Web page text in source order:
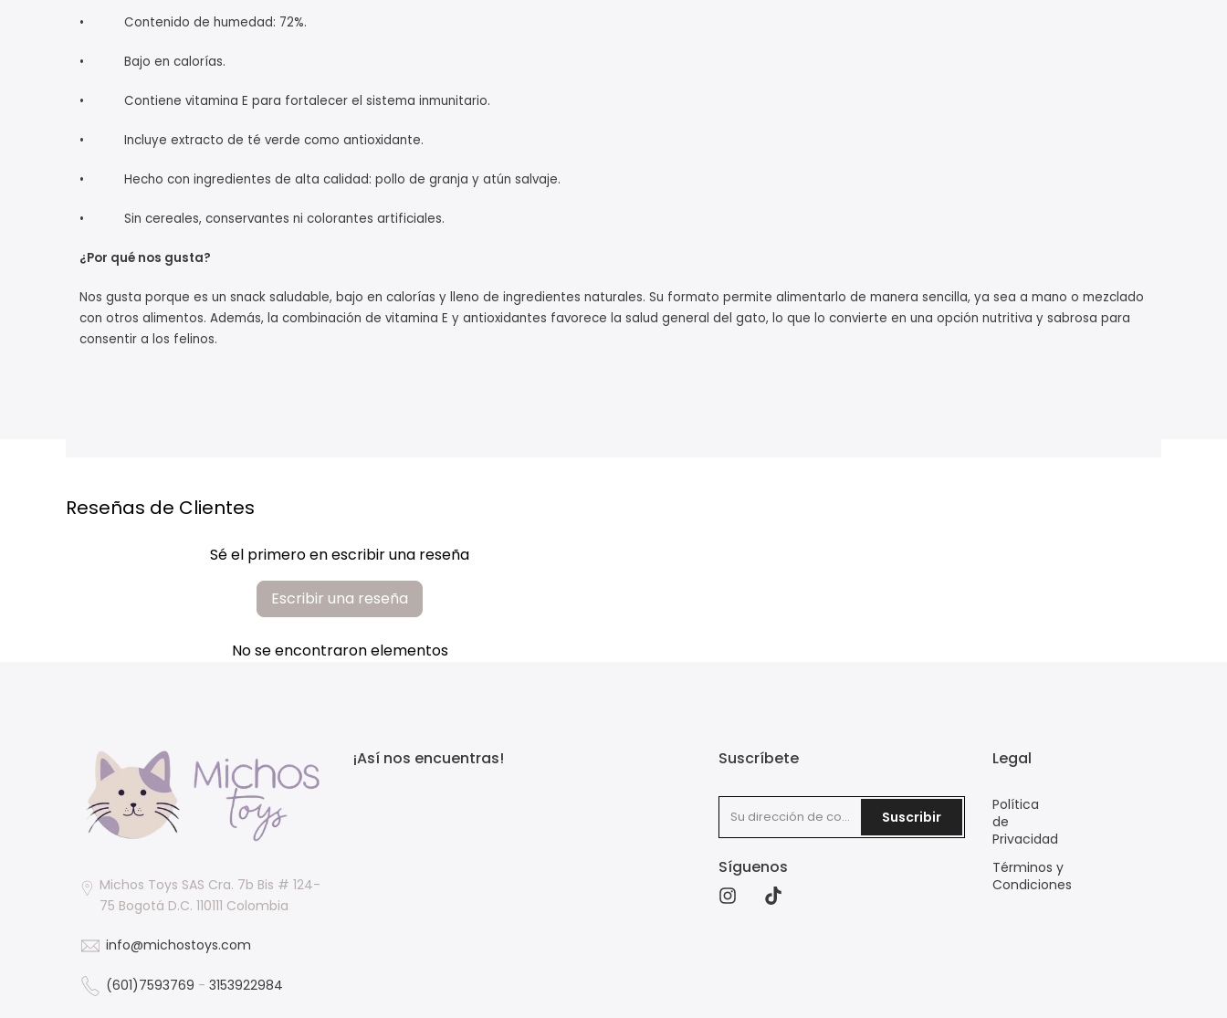
• Contenido de humedad: 72%.
• Bajo en calorías.
• Contiene vitamina E para fortalecer el sistema inmunitario.
• Incluye extracto de té verde como antioxidante.
• Hecho con ingredientes de alta calidad: pollo de granja y atún salvaje.
• Sin cereales, conservantes ni colorantes artificiales.
¿Por qué nos gusta?
Nos gusta porque es un snack saludable, bajo en calorías y lleno de ingredientes naturales. Su formato permite alimentarlo de manera sencilla, ya sea a mano o mezclado
con otros alimentos. Además, la combinación de vitamina E y antioxidantes favorece la salud general del gato, lo que lo convierte en una opción nutritiva y sabrosa para
consentir a los felinos.
Reseñas de Clientes
Sé el primero en escribir una reseña
Escribir una reseña
No se encontraron elementos
Michos Toys SAS Cra. 7b Bis # 124-
75 Bogotá D.C. 110111 Colombia
info@michostoys.com
(601)7593769 - 3153922984
¡Así nos encuentras! Suscríbete
Suscribir
Síguenos
Legal
Política
de
Privacidad
Términos y
Condiciones